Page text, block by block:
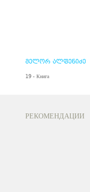
მელორ ალფენიძე
19 - Книга
РЕКОМЕНДАЦИИ